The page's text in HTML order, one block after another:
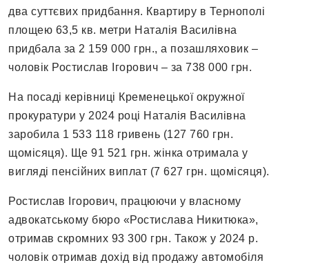
два суттєвих придбання. Квартиру в Тернополі
площею 63,5 кв. метри Наталія Василівна
придбала за 2 159 000 грн., а позашляховик –
чоловік Ростислав Ігорович – за 738 000 грн.
На посаді керівниці Кременецької окружної
прокуратури у 2024 році Наталія Василівна
заробила 1 533 118 гривень (127 760 грн.
щомісяця). Ще 91 521 грн. жінка отримала у
вигляді пенсійних виплат (7 627 грн. щомісяця).
Ростислав Ігорович, працюючи у власному
адвокатському бюро «Ростислава Никитюка»,
отримав скромних 93 300 грн. Також у 2024 р.
чоловік отримав дохід від продажу автомобіля